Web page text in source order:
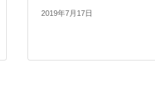
2019年7月17日